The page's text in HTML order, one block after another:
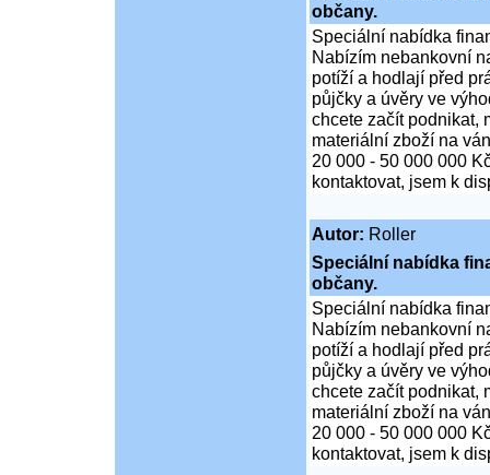
občany.
Speciální nabídka
Nabízím nebankovní
potíží a hodlají před
půjčky a úvěry ve
chcete začít podnikat,
materiální zboží na
20 000 - 50 000 000
kontaktovat, jsem k
Autor: Roller
Speciální nabídka
občany.
Speciální nabídka
Nabízím nebankovní
potíží a hodlají před
půjčky a úvěry ve
chcete začít podnikat,
materiální zboží na
20 000 - 50 000 000
kontaktovat, jsem k